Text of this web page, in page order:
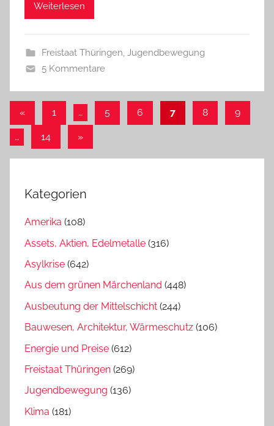
Weiterlesen
Freistaat Thüringen, Jugendbewegung
5 Kommentare
Beitragsnavigation
«Vorherige
1 … 5 6 7 8 9
… 14
Nächste
»
Kategorien
Amerika (108)
Assets, Aktien, Edelmetalle (316)
Asylkrise (642)
Aus dem grünen Märchenland (448)
Ausbeutung der Mittelschicht (244)
Bauwesen, Architektur, Wärmeschutz (106)
Energie und Preise (612)
Freistaat Thüringen (269)
Jugendbewegung (136)
Klima (181)